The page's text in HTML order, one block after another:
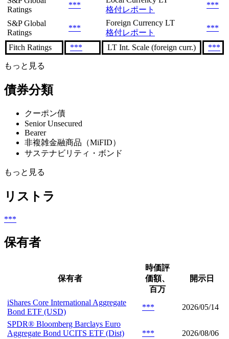
Ratings
***
格付レポート
***
S&P Global
Ratings
***
Foreign Currency LT
格付レポート
***
Fitch Ratings *** LT Int. Scale (foreign curr.) ***
もっと見る
債券分類
クーポン債
Senior Unsecured
Bearer
非複雑金融商品（MiFID）
サステナビリティ・ボンド
もっと見る
リストラ
***
保有者
保有者
時価評
価額、
百万
開示日
iShares Core International Aggregate
Bond ETF (USD)
***
2026/05/14
SPDR® Bloomberg Barclays Euro
Aggregate Bond UCITS ETF (Dist)
*** 2026/08/06